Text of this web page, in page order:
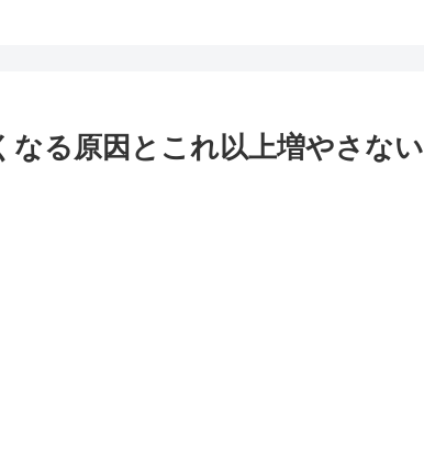
なる原因とこれ以上増やさない